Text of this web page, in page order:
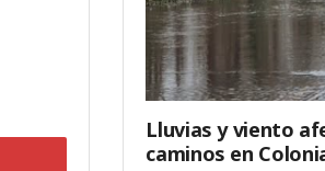
Lluvias y viento
caminos en